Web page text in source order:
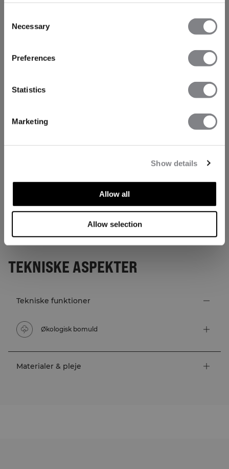
Selection
Necessary
Preferences
Statistics
Marketing
Show details
Allow all
Allow selection
TEKNISKE ASPEKTER
Tekniske funktioner
Økologisk bomuld
Materialer & pleje